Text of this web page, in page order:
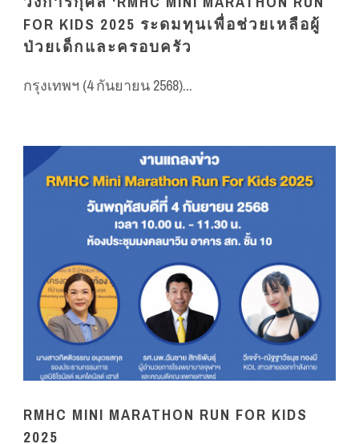
FOR KIDS 2025 ระดมทุนเพื่อช่วยเหลือผู้
ป่วยเด็กและครอบครัว
กรุงเทพฯ (4 กันยายน 2568)...
RMHC MINI MARATHON RUN FOR KIDS
2025